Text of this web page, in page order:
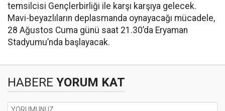
temsilcisi Gençlerbirliği ile karşı karşıya gelecek.
Mavi-beyazlıların deplasmanda oynayacağı mücadele,
28 Ağustos Cuma günü saat 21.30’da Eryaman
Stadyumu’nda başlayacak.
HABERE YORUM KAT